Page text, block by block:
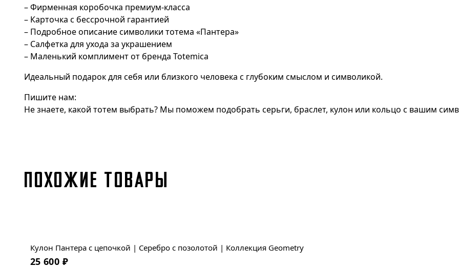
– Фирменная коробочка премиум-класса
– Карточка с бессрочной гарантией
– Подробное описание символики тотема «Пантера»
– Салфетка для ухода за украшением
– Маленький комплимент от бренда Totemica
Идеальный подарок для себя или близкого человека с глубоким смыслом и символикой.
Пишите нам:
Не знаете, какой тотем выбрать? Мы поможем подобрать серьги, браслет, кулон или кольцо с вашим
ПОХОЖИЕ ТОВАРЫ
Кулон Пантера с цепочкой | Серебро с позолотой | Коллекция Geometry
25 600 ₽